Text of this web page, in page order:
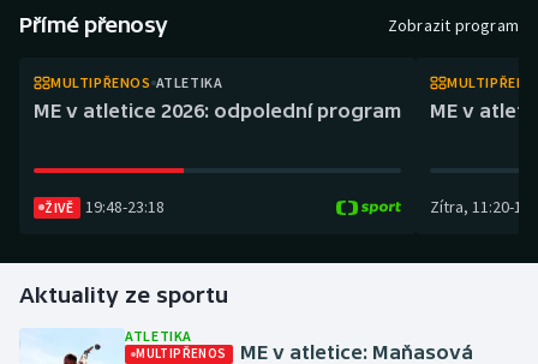
Biatlon
Boby a skeleton
Curling
Cyklistika
Dostihy
AZ kvíz
Přímé přenosy Zobrazit program
MULTIPŘENOS ATLETIKA
ME v atletice 2026: odpolední program
ŽIVĚ 19:48-23:18
ME v
Zítra, 11:20-
Aktuality ze sportu
ATLETIKA
MULTIPŘENOS
ME v atletice: Maňasová